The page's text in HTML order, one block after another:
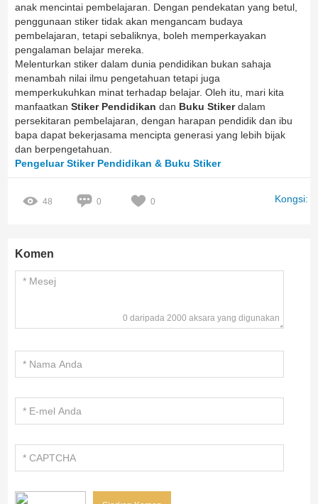
anak mencintai pembelajaran. Dengan pendekatan yang betul,
penggunaan stiker tidak akan mengancam budaya
pembelajaran, tetapi sebaliknya, boleh memperkayakan
pengalaman belajar mereka.
Melenturkan stiker dalam dunia pendidikan bukan sahaja
menambah nilai ilmu pengetahuan tetapi juga
memperkukuhkan minat terhadap belajar. Oleh itu, mari kita
manfaatkanStiker Pendidikan dan Buku Stikerdalam
persekitaran pembelajaran, dengan harapan pendidik dan ibu
bapa dapat bekerjasama mencipta generasi yang lebih bijak
dan berpengetahuan.
Pengeluar Stiker Pendidikan & Buku Stiker
48 0 0 Kongsi:
Komen
0 daripada 2000 aksara yang digunakan